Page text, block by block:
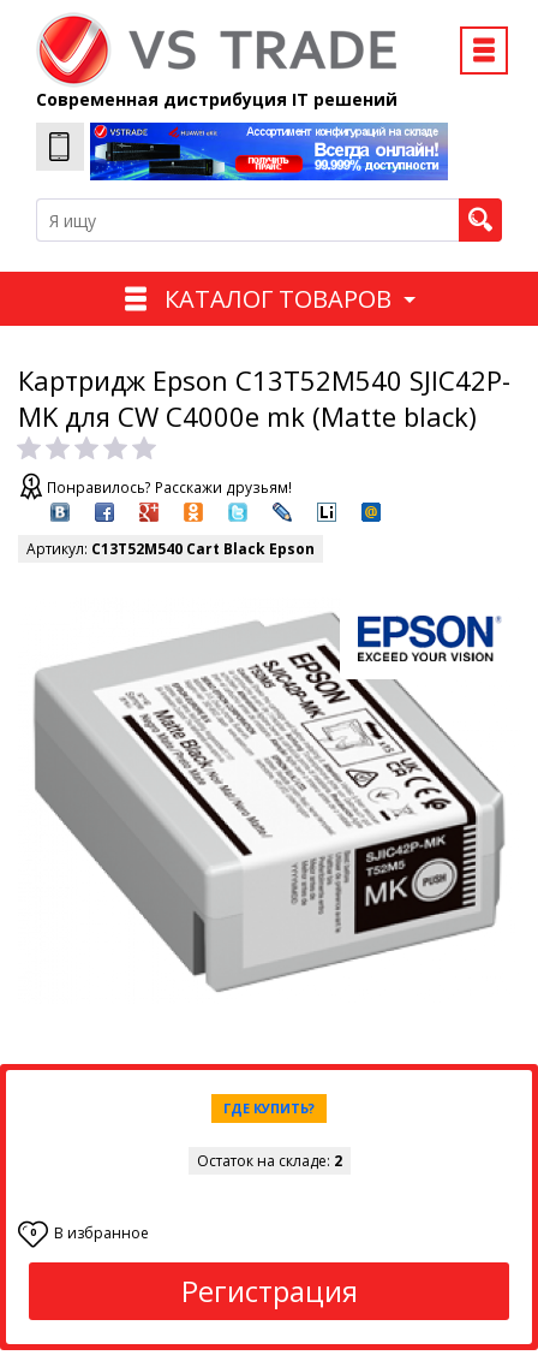
Современная дистрибуция IT решений
КАТАЛОГ ТОВАРОВ
Картридж Epson C13T52M540 SJIC42P-
MK для CW C4000e mk (Matte black)
Понравилось? Расскажи друзьям!
Артикул: C13T52M540 Cart Black Epson
ГДЕ КУПИТЬ?
Остаток на складе: 2
0 В избранное
Регистрация